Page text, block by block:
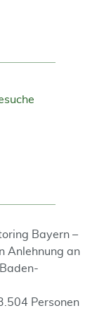
Bayern –
Anlehnung an
Personen